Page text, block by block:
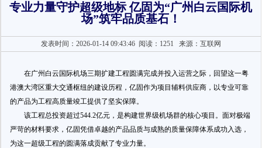
专业力量守护超级地标 亿固为“广州白云国际机
场”筑牢品质基石！
发表时间：2026-01-14 09:43:46 阅读：1251 来源：互联网
在广州白云国际机场三期扩建工程圆满完成并投入运营之际，回望这一粤
港澳大湾区重大交通枢纽的建设历程，亿固作为项目辅料供应商，以专业可靠
的产品为工程高质量竣工提供了坚实保障。
该工程总投资超过544.2亿元，是构建世界级机场群的核心项目。面对极端
严苛的材料要求，亿固凭借卓越的产品品质与成熟的质量保障体系成功入选，
为这一超级工程的圆满落成贡献了专业力量。